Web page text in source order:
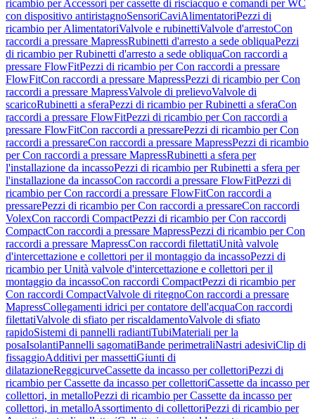
ricambio per Accessori per cassette di risciacquo e comandi per WC
con dispositivo antiristagnoSensoriCaviAlimentatoriPezzi di
ricambio per AlimentatoriValvole e rubinettiValvole d'arrestoCon
raccordi a pressare MapressRubinetti d'arresto a sede obliquaPezzi
di ricambio per Rubinetti d'arresto a sede obliquaCon raccordi a
pressare FlowFitPezzi di ricambio per Con raccordi a pressare
FlowFitCon raccordi a pressare MapressPezzi di ricambio per Con
raccordi a pressare MapressValvole di prelievoValvole di
scaricoRubinetti a sferaPezzi di ricambio per Rubinetti a sferaCon
raccordi a pressare FlowFitPezzi di ricambio per Con raccordi a
pressare FlowFitCon raccordi a pressarePezzi di ricambio per Con
raccordi a pressareCon raccordi a pressare MapressPezzi di ricambio
per Con raccordi a pressare MapressRubinetti a sfera per
l'installazione da incassoPezzi di ricambio per Rubinetti a sfera per
l'installazione da incassoCon raccordi a pressare FlowFitPezzi di
ricambio per Con raccordi a pressare FlowFitCon raccordi a
pressarePezzi di ricambio per Con raccordi a pressareCon raccordi
VolexCon raccordi CompactPezzi di ricambio per Con raccordi
CompactCon raccordi a pressare MapressPezzi di ricambio per Con
raccordi a pressare MapressCon raccordi filettatiUnità valvole
d'intercettazione e collettori per il montaggio da incassoPezzi di
ricambio per Unità valvole d'intercettazione e collettori per il
montaggio da incassoCon raccordi CompactPezzi di ricambio per
Con raccordi CompactValvole di ritegnoCon raccordi a pressare
MapressCollegamenti idrici per contatore dell'acquaCon raccordi
filettatiValvole di sfiato per riscaldamentoValvole di sfiato
rapidoSistemi di pannelli radiantiTubiMateriali per la
posaIsolantiPannelli sagomatiBande perimetraliNastri adesiviClip di
fissaggioAdditivi per massettiGiunti di
dilatazioneReggicurveCassette da incasso per collettoriPezzi di
ricambio per Cassette da incasso per collettoriCassette da incasso per
collettori, in metalloPezzi di ricambio per Cassette da incasso per
collettori, in metalloAssortimento di collettoriPezzi di ricambio per